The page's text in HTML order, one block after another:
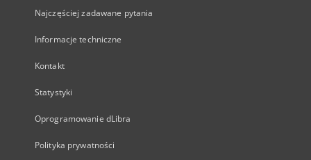
Najczęściej zadawane pytania
Informacje techniczne
Kontakt
Statystyki
Oprogramowanie dLibra
Polityka prywatności